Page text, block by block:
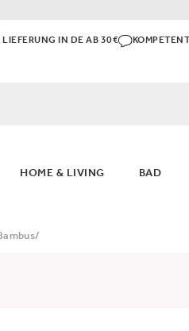
LIEFERUNG IN DE AB 30€
HOME & LIVING BAD